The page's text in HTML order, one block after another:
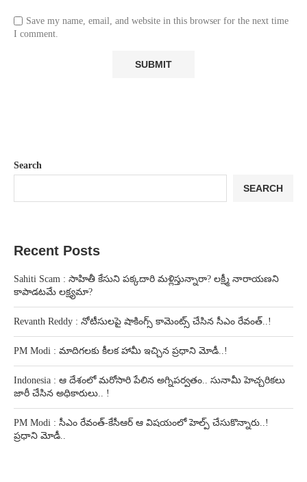
Save my name, email, and website in this browser for the next time
I comment.
Search
SEARCH
Recent Posts
Sahiti Scam : సాహితీ కేసుని పక్కదారి మళ్లిస్తున్నారా? లక్ష్మీ నారాయణని
కాపాడటమే లక్ష్యమా?
Revanth Reddy : నోటీసులపై షాకింగ్స్ కామెంట్స్ చేసిన సీఎం రేవంత్..!
PM Modi : మాదిగలకు కీలక హామీ ఇచ్చిన ప్రధాని మోడీ..!
Indonesia : ఆ దేశంలో మరోసారి పేలిన అగ్నిపర్వతం.. సునామీ హెచ్చరికలు
జారీ చేసిన అధికారులు.. !
PM Modi : సీఎం రేవంత్-కేసీఆర్ ఆ విషయంలో హెల్ప్ చేసుకొన్నారు..!
ప్రధాని మోడీ..